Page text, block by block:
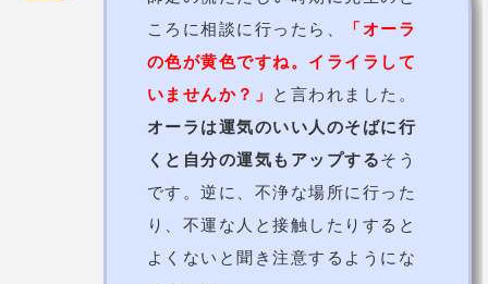
よくないと聞き注意するようにな
りました。
21歳 女性
先生によれば 運命の人は会うとわ
かる そうです。私はまだフリーな
ので、その経験はこれからするこ
とになるのですが、占いによると